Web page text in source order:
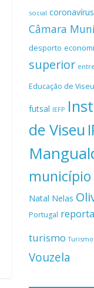
social coronavírus
Câmara
desporto
superior
Educação de Viseu
futsal IEFP
de Viseu
município
Natal Nelas
Portugal
turismo
Vouzela